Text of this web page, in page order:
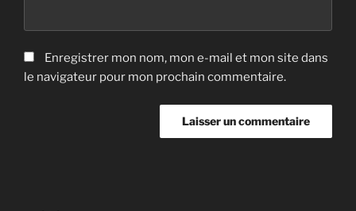
Enregistrer mon nom, mon e-mail et mon site dans
le navigateur pour mon prochain commentaire.